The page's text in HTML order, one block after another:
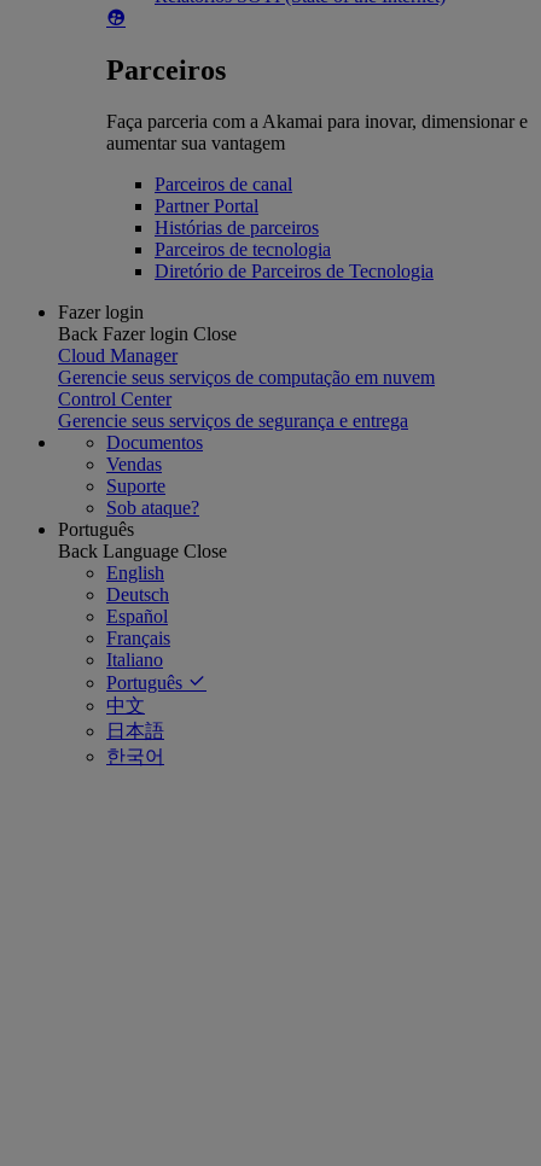
Parceiros
Faça parceria com a Akamai para inovar, dimensionar e
aumentar sua vantagem
Parceiros de canal
Partner Portal
Histórias de parceiros
Parceiros de tecnologia
Diretório de Parceiros de Tecnologia
Fazer login
Back Fazer login Close
Cloud Manager
Gerencie seus serviços de computação em nuvem
Control Center
Gerencie seus serviços de segurança e entrega
Documentos
Vendas
Suporte
Sob ataque?
Português
Back Language Close
English
Deutsch
Español
Français
Italiano
Português
中文
日本語
한국어